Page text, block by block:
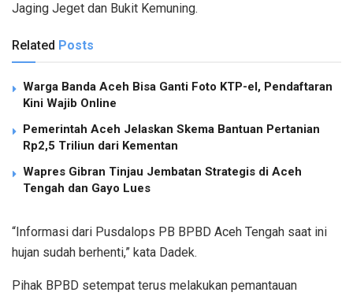
Jaging Jeget dan Bukit Kemuning.
Related Posts
Warga Banda Aceh Bisa Ganti Foto KTP-el, Pendaftaran
Kini Wajib Online
Pemerintah Aceh Jelaskan Skema Bantuan Pertanian
Rp2,5 Triliun dari Kementan
Wapres Gibran Tinjau Jembatan Strategis di Aceh
Tengah dan Gayo Lues
“Informasi dari Pusdalops PB BPBD Aceh Tengah saat ini
hujan sudah berhenti,” kata Dadek.
Pihak BPBD setempat terus melakukan pemantauan